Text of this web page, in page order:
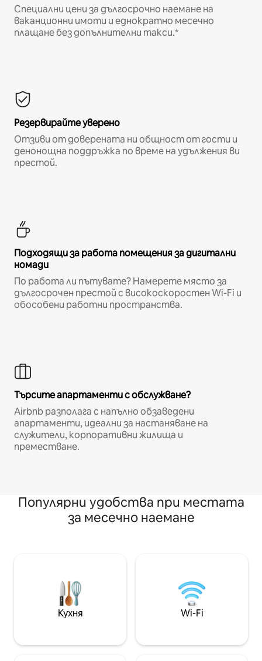
Специални цени за дългосрочно наемане на
ваканционни имоти и еднократно месечно
плащане без допълнителни такси.*
Резервирайте уверено
Отзиви от доверената ни общност от гости и
денонощна поддръжка по време на удължения ви
престой.
Подходящи за работа помещения за дигитални
номади
По работа ли пътувате? Намерете място за
дългосрочен престой с високоскоростен Wi-Fi и
обособени работни пространства.
Търсите апартаменти с обслужване?
Airbnb разполага с напълно обзаведени
апартаменти, идеални за настаняване на
служители, корпоративни жилища и
преместване.
Популярни удобства при местата
за месечно наемане
Кухня Wi-Fi